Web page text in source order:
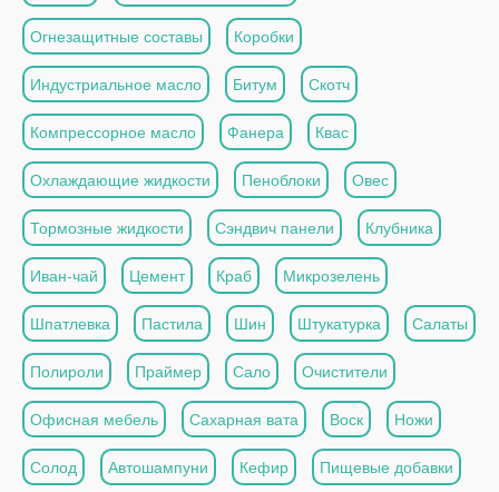
Огнезащитные составы Коробки
Индустриальное масло Битум Скотч
Компрессорное масло Фанера Квас
Охлаждающие жидкости Пеноблоки Овес
Тормозные жидкости Сэндвич панели Клубника
Иван-чай Цемент Краб Микрозелень
Шпатлевка Пастила Шин Штукатурка Салаты
Полироли Праймер Сало Очистители
Офисная мебель Сахарная вата Воск Ножи
Солод Автошампуни Кефир Пищевые добавки